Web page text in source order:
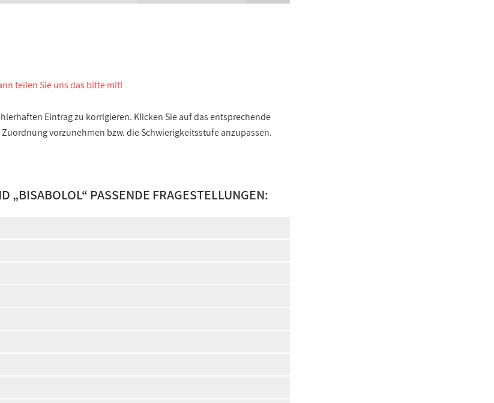
teilen Sie uns das bitte mit!
Eintrag zu korrigieren. Klicken Sie auf das entsprechende
vorzunehmen bzw. die Schwierigkeitsstufe anzupassen.
„BISABOLOL“ PASSENDE FRAGESTELLUNGEN: